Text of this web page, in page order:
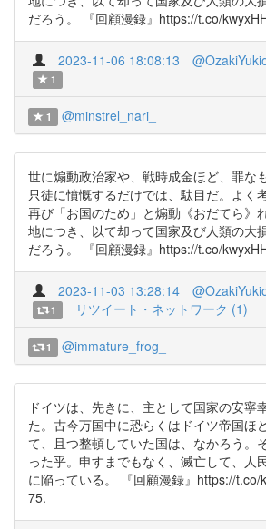
だろう。 『回顧漫録』https://t.co/
2023-11-06 18:08:13
1
1 @minstrel_nari_
世に煽動政治家や、戦時成金ほど、罪な
只徒に憤慨するだけでは、駄目だ。よく
再び「お国のため」と煽動《おだてら》
地につき、以て却って国家及び人類の大
だろう。 『回顧漫録』https://t.co/
2023-11-03 13:28:14
1 リツイート・ネットワーク (1)
1 @immature_frog_
ドイツは、先きに、主として国家の安寧
た。古今万国中に恐らくはドイツ帝国ほ
て、且つ整頓していた国は、なかろう。
った乎。申すまでもなく、滅亡して、人
に陥っている。 『回顧漫録』https://
75.